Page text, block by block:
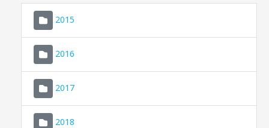
2015
2016
2017
2018